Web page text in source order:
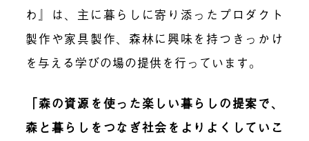
わ』は、主に暮らしに寄り添ったプロダクト
製作や家具製作、森林に興味を持つきっかけ
を与える学びの場の提供を行っています。
「森の資源を使った楽しい暮らしの提案で、
森と暮らしをつなぎ社会をよりよくしていこ